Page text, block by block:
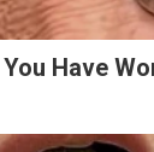
Have